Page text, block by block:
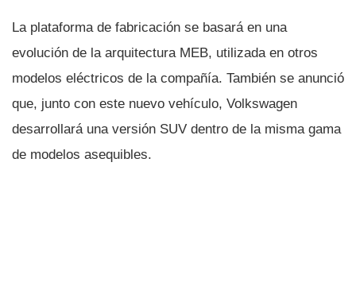
La plataforma de fabricación se basará en una
evolución de la arquitectura MEB, utilizada en otros
modelos eléctricos de la compañía. También se anunció
que, junto con este nuevo vehículo, Volkswagen
desarrollará una versión SUV dentro de la misma gama
de modelos asequibles.